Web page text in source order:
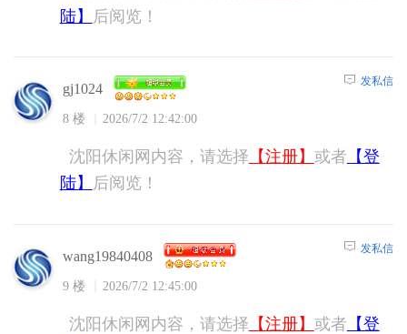
陆】
后阅览！
gj1024
8 楼 2026/7/2 12:42:00
发私信
沈阳休闲网内容，请选择 【注册】 或者 【登
陆】
后阅览！
wang19840408
9 楼 2026/7/2 12:45:00
发私信
沈阳休闲网内容，请选择 【注册】 或者 【登